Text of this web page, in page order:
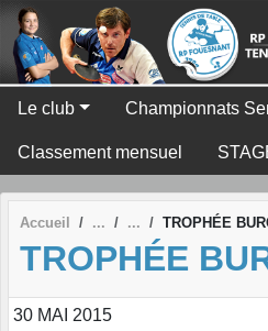
Le club Championnats
Classement mensuel
Accueil TROPHÉE
TROPHÉE
30 MAI 2015
Panneau de gestion des cookies